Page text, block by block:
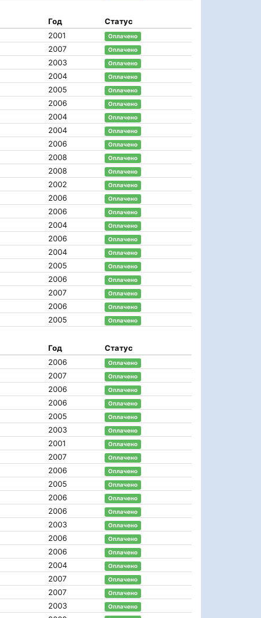
Год
Статус
2001 Оплачено
2007 Оплачено
2003 Оплачено
2004 Оплачено
2005 Оплачено
2006 Оплачено
2004 Оплачено
2004 Оплачено
2006 Оплачено
2008 Оплачено
2008 Оплачено
2002 Оплачено
2006 Оплачено
2006 Оплачено
2004 Оплачено
2006 Оплачено
2004 Оплачено
2005 Оплачено
2006 Оплачено
2007 Оплачено
2006 Оплачено
2005 Оплачено
Год
Статус
2006 Оплачено
2007 Оплачено
2006 Оплачено
2006 Оплачено
2005 Оплачено
2003 Оплачено
2001 Оплачено
2007 Оплачено
2006 Оплачено
2005 Оплачено
2006 Оплачено
2006 Оплачено
2003 Оплачено
2006 Оплачено
2006 Оплачено
2004 Оплачено
2007 Оплачено
2007 Оплачено
2003 Оплачено